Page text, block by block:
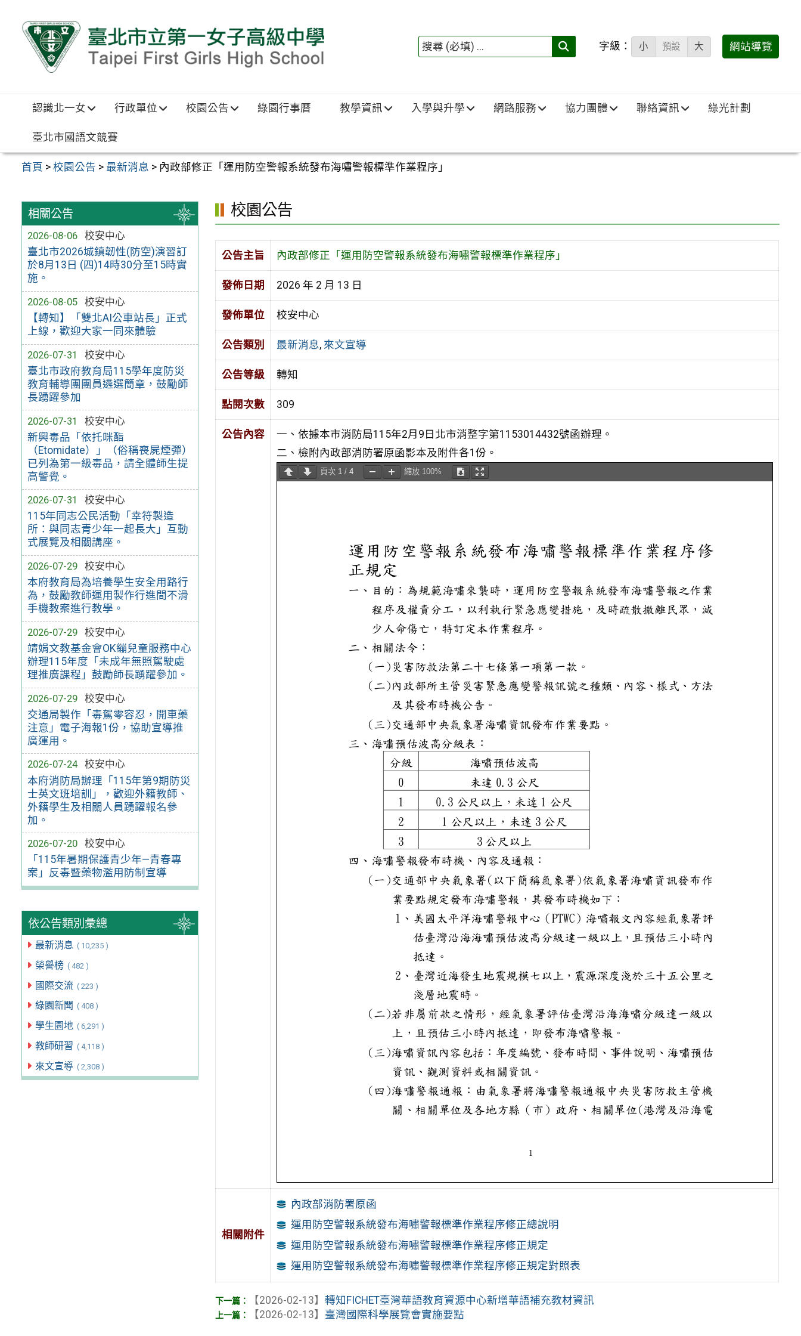
搜
填)：
字級： 小 預設 大 網站導覽
認識北一女 行政單位 校園公告 綠園行事曆 教學資訊 入學與升學 網路服務 協力團體 聯絡資訊 綠光計劃
臺北市國語文競賽
首頁 >校園公告 > 最新消息 > 內政部修正「運用防空警報系統發布海嘯警報標準作業程序」
相關公告
2026-08-06
校安中心
臺北市2026城鎮韌性(防空)演習訂
於8月13日 (四)14時30分至15時實
施。
2026-08-05
校安中心
【轉知】「雙北AI公車站長」正式
上線，歡迎大家一同來體驗
2026-07-31
校安中心
臺北市政府教育局115學年度防災
教育輔導團團員遴選簡章，鼓勵師
長踴躍參加
2026-07-31
校安中心
新興毒品「依托咪酯
（Etomidate）」（俗稱喪屍煙彈）
已列為第一級毒品，請全體師生提
高警覺。
2026-07-31
校安中心
115年同志公民活動「幸符製造
所：與同志青少年一起長大」互動
式展覽及相關講座。
2026-07-29
校安中心
本府教育局為培養學生安全用路行
為，鼓勵教師運用製作行進間不滑
手機教案進行教學。
2026-07-29
校安中心
靖娟文教基金會OK繃兒童服務中心
辦理115年度「未成年無照駕駛處
理推廣課程」鼓勵師長踴躍參加。
2026-07-29
校安中心
交通局製作「毒駕零容忍，開車藥
注意」電子海報1份，協助宣導推
廣運用。
2026-07-24
校安中心
本府消防局辦理「115年第9期防災
士英文班培訓」，歡迎外籍教師、
外籍學生及相關人員踴躍報名參
加。
2026-07-20
校安中心
「115年暑期保護青少年—青春專
案」反毒暨藥物濫用防制宣導
依公告類別彙總
最新消息 ( 10,235 )
榮譽榜 ( 482 )
國際交流 ( 223 )
綠園新聞 ( 408 )
學生園地 ( 6,291 )
教師研習 ( 4,118 )
來文宣導 ( 2,308 )
校園公告
公告主旨 內政部修正「運用防空警報系統發布海嘯警報標準作業程序」
發佈日期 2026 年 2 月 13 日
發佈單位 校安中心
公告類別 最新消息, 來文宣導
公告等級 轉知
點閱次數 309
公告內容
一、依據本市消防局115年2月9日北市消整字第1153014432號函辦理。
二、檢附內政部消防署原函影本及附件各1份。
頁次 1 / 4 縮放 100%
相關附件
內政部消防署原函
運用防空警報系統發布海嘯警報標準作業程序修正總說明
運用防空警報系統發布海嘯警報標準作業程序修正規定
運用防空警報系統發布海嘯警報標準作業程序修正規定對照表
【2026-02-13】轉知FICHET臺灣華語教育資源中心新增華語補充教材資訊
【2026-02-13】 臺灣國際科學展覽會實施要點